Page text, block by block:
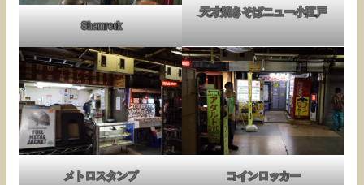
Shamrock
天才焼きそばニュー小江戸
メトロスタンプ コインロッカー